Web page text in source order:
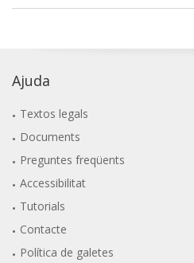
Ajuda
Textos legals
Documents
Preguntes freqüents
Accessibilitat
Tutorials
Contacte
Política de galetes